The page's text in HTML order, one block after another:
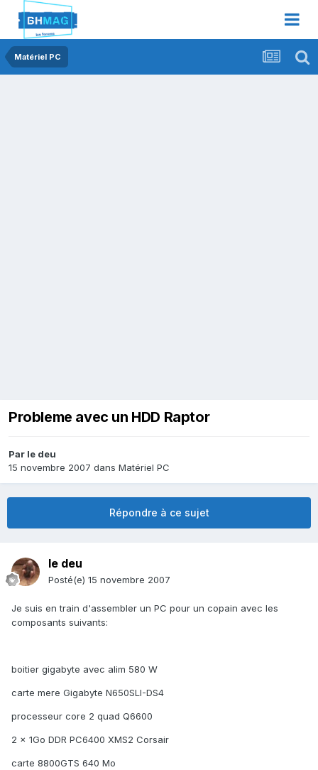
Matériel PC
Probleme avec un HDD Raptor
Par le deu
15 novembre 2007 dans Matériel PC
Répondre à ce sujet
le deu
Posté(e) 15 novembre 2007
Je suis en train d'assembler un PC pour un copain avec les
composants suivants:
boitier gigabyte avec alim 580 W
carte mere Gigabyte N650SLI-DS4
processeur core 2 quad Q6600
2 x 1Go DDR PC6400 XMS2 Corsair
carte 8800GTS 640 Mo